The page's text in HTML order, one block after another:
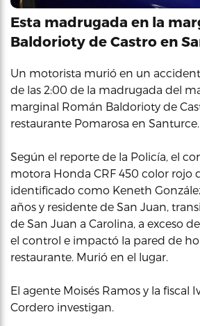
Esta madrugada en la
Baldorioty de Castro en
Un motorista murió en un
de las 2:00 de la madrugada del
marginal Román Baldorioty de
restaurante Pomarosa en Santurce.
Según el reporte de la Policía, el
motora Honda CRF 450 color rojo
identificado como Keneth
años y residente de San Juan,
de San Juan a Carolina, a exceso
el control e impactó la pared de
restaurante. Murió en el lugar.
El agente Moisés Ramos y la fiscal
Cordero investigan.